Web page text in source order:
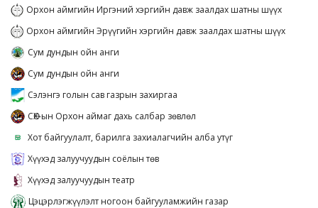
Орхон аймгийн Иргэний хэргийн давж заалдах шатны шүүх
Орхон аймгийн Эрүүгийн хэргийн давж заалдах шатны шүүх
Сум дундын ойн анги
Сум дундын ойн анги
Сэлэнгэ голын сав газрын захиргаа
СӨХ-ын Орхон аймаг дахь салбар зөвлөл
Хот байгуулалт, барилга захиалагчийн алба утүг
Хүүхэд залуучуудын соёлын төв
Хүүхэд залуучуудын театр
Цэцэрлэгжүүлэлт ногоон байгууламжийн газар